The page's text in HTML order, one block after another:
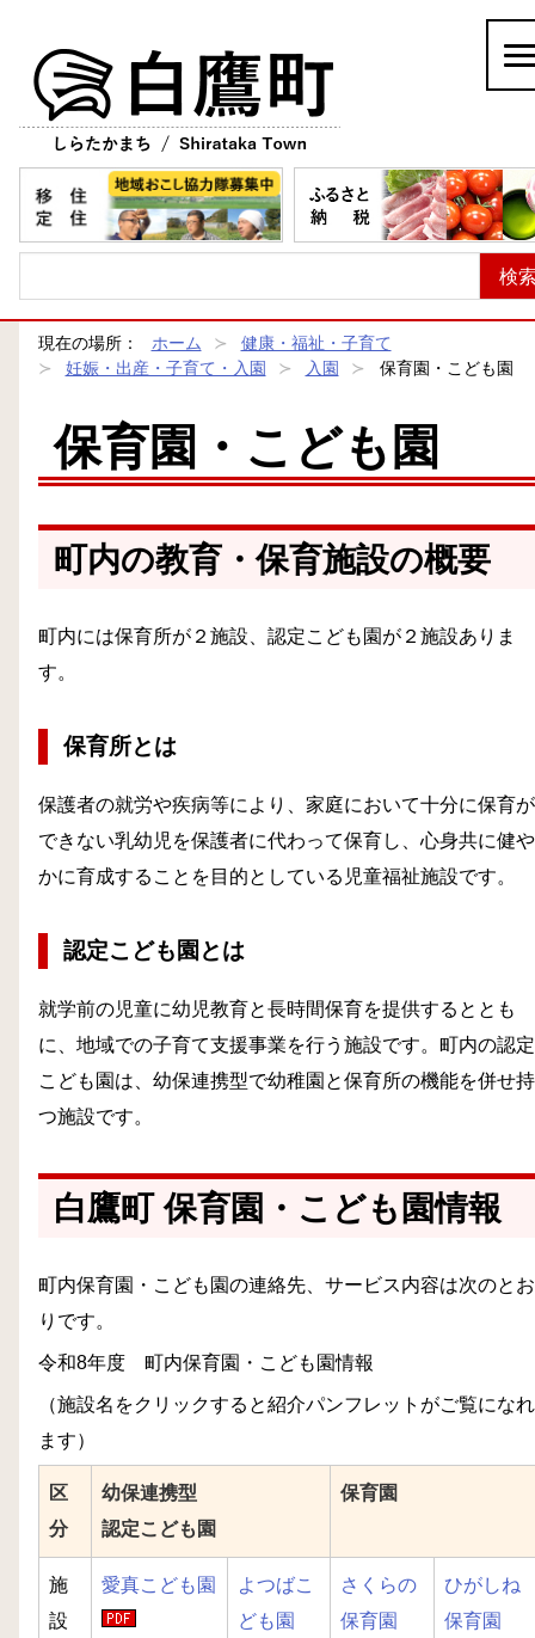
現在の場所： ホーム
健康・福祉・子育て
妊娠・出産・子育て・入園
入園 保育園・こども園
保育園・こども園
町内の教育・保育施設の概要
町内には保育所が２施設、認定こども園が２施設ありま
す。
保育所とは
保護者の就労や疾病等により、家庭において十分に保育が
できない乳幼児を保護者に代わって保育し、心身共に健や
かに育成することを目的としている児童福祉施設です。
認定こども園とは
就学前の児童に幼児教育と長時間保育を提供するととも
に、地域での子育て支援事業を行う施設です。町内の認定
こども園は、幼保連携型で幼稚園と保育所の機能を併せ持
つ施設です。
白鷹町 保育園・こども園情報
町内保育園・こども園の連絡先、サービス内容は次のとお
りです。
令和8年度 町内保育園・こども園情報
（施設名をクリックすると紹介パンフレットがご覧になれ
ます）
区
分
幼保連携型
認定こども園
保育園
施
設
愛真こども園
よつばこ
ども園
さくらの
保育園
ひがしね
保育園